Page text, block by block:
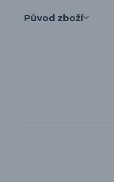
Původ zboží